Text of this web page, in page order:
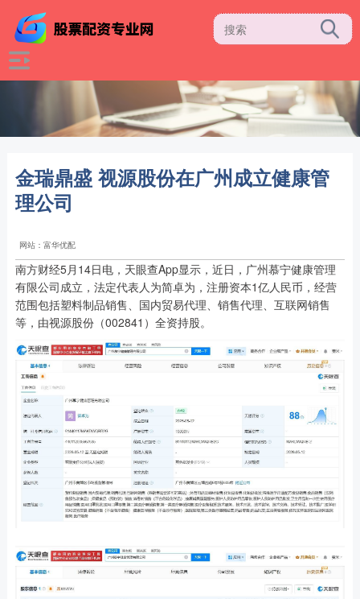
金瑞鼎盛 视源股份在广州成立健康管
理公司
网站：富华优配
南方财经5月14日电，天眼查App显示，近日，广州慕宁健康管理
有限公司成立，法定代表人为简卓为，注册资本1亿人民币，经营
范围包括塑料制品销售、国内贸易代理、销售代理、互联网销售
等，由视源股份（002841）全资持股。